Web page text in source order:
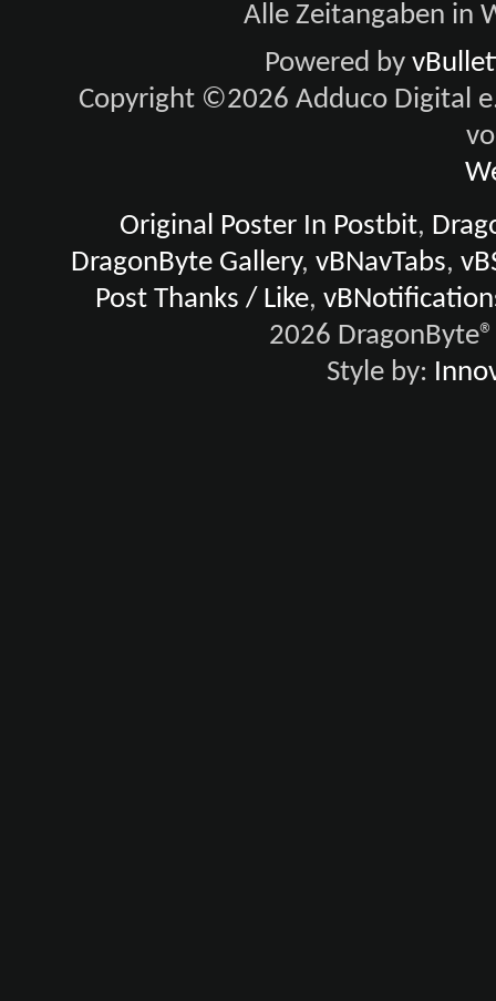
Alle Zeitangaben in
Powered by
Copyright ©2026 Adduco Digital
Original Poster In Postbit,
DragonByte Gallery,vBNavTabs,
Post Thanks / Like,
2026
Style by: